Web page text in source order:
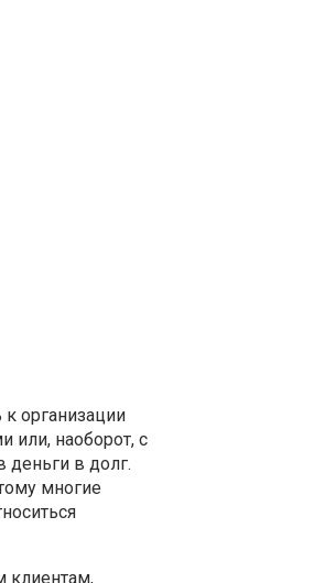
организации
или, наоборот, с
в долг.
многие
клиентам,